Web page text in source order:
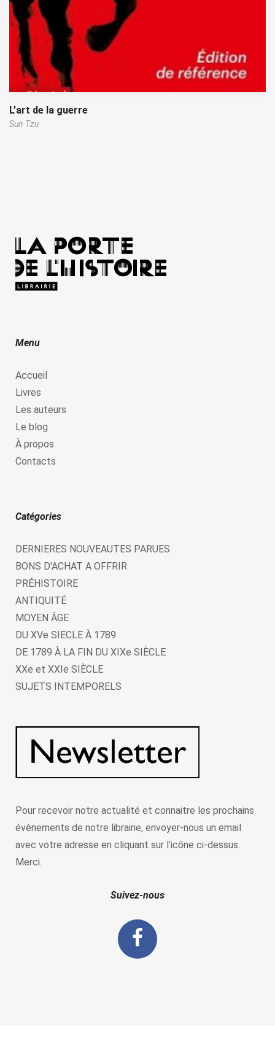
L’art de la guerre
Sun Tzu
Menu
Accueil
Livres
Les auteurs
Le blog
À propos
Contacts
Catégories
DERNIERES NOUVEAUTES PARUES
BONS D'ACHAT A OFFRIR
PRÉHISTOIRE
ANTIQUITÉ
MOYEN ÂGE
DU XVe SIECLE À 1789
DE 1789 À LA FIN DU XIXe SIÈCLE
XXe et XXIe SIÈCLE
SUJETS INTEMPORELS
Pour recevoir notre actualité et connaitre les prochains
évènements de notre librairie, envoyer-nous un email
avec votre adresse en cliquant sur l’icône ci-dessus.
Merci.
Suivez-nous